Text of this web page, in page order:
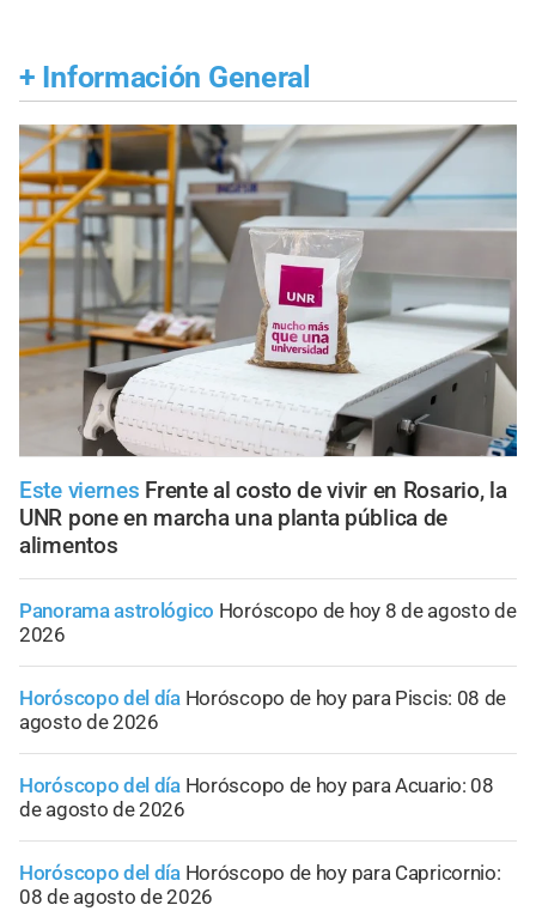
+ Información General
Este viernes Frente al costo de vivir en Rosario, la
UNR pone en marcha una planta pública de
alimentos
Panorama astrológico Horóscopo de hoy 8 de agosto de
2026
Horóscopo del día Horóscopo de hoy para Piscis: 08 de
agosto de 2026
Horóscopo del día Horóscopo de hoy para Acuario: 08
de agosto de 2026
Horóscopo del día Horóscopo de hoy para Capricornio:
08 de agosto de 2026